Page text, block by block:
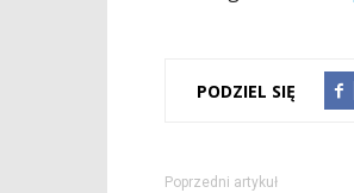
PODZIEL SIĘ
Poprzedni artykuł